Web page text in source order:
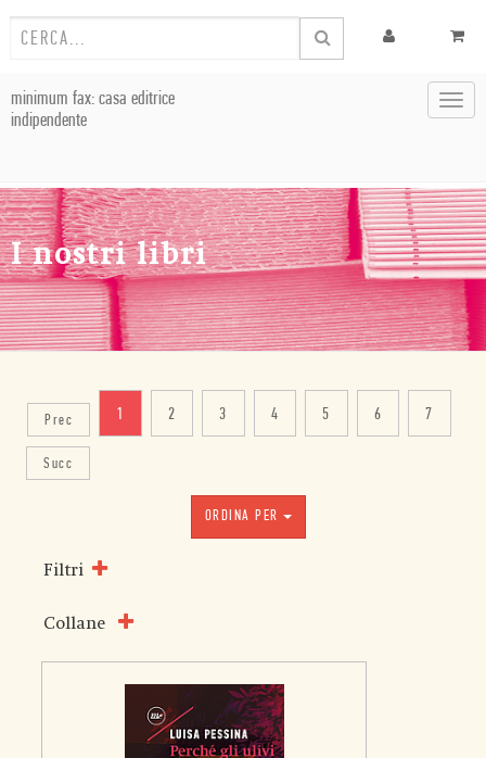
minimum fax: casa editrice
indipendente
I nostri libri
Prec 1 2 3 4 5 6 7
Succ
ORDINA PER
Filtri
Collane